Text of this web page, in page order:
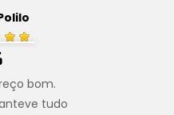
bom.
tudo